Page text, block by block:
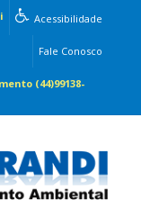
Acessibilidade
Fale Conosco
(44)99138-